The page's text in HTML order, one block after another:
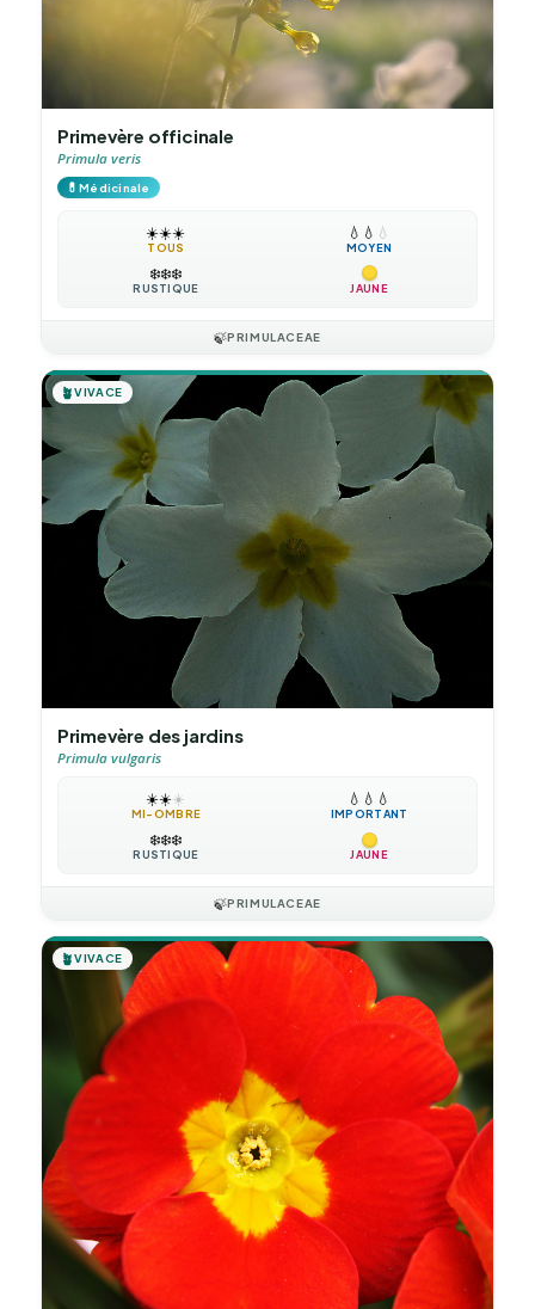
Primevère officinale
Primula veris
💊Médicinale
☀️☀️☀️
TOUS
💧 💧 💧
MOYEN
❄️❄️❄️
RUSTIQUE JAUNE
🍃PRIMULACEAE
🪴VIVACE
Primevère des jardins
Primula vulgaris
☀️☀️☀️
MI-OMBRE
💧 💧 💧
IMPORTANT
❄️❄️❄️
RUSTIQUE JAUNE
🍃PRIMULACEAE
🪴VIVACE